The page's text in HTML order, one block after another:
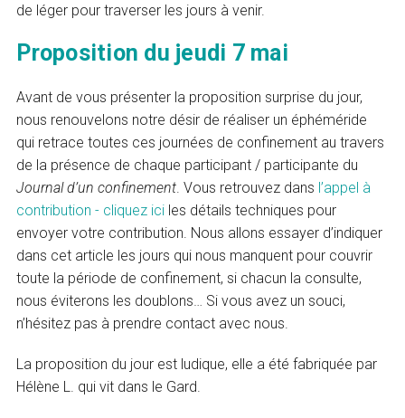
de léger pour traverser les jours à venir.
Proposition du jeudi 7 mai
Avant de vous présenter la proposition surprise du jour,
nous renouvelons notre désir de réaliser un éphéméride
qui retrace toutes ces journées de confinement au travers
de la présence de chaque participant / participante du
Journal d’un confinement. Vous retrouvez dans l’appel à
contribution - cliquez ici les détails techniques pour
envoyer votre contribution. Nous allons essayer d’indiquer
dans cet article les jours qui nous manquent pour couvrir
toute la période de confinement, si chacun la consulte,
nous éviterons les doublons… Si vous avez un souci,
n’hésitez pas à prendre contact avec nous.
La proposition du jour est ludique, elle a été fabriquée par
Hélène L. qui vit dans le Gard.